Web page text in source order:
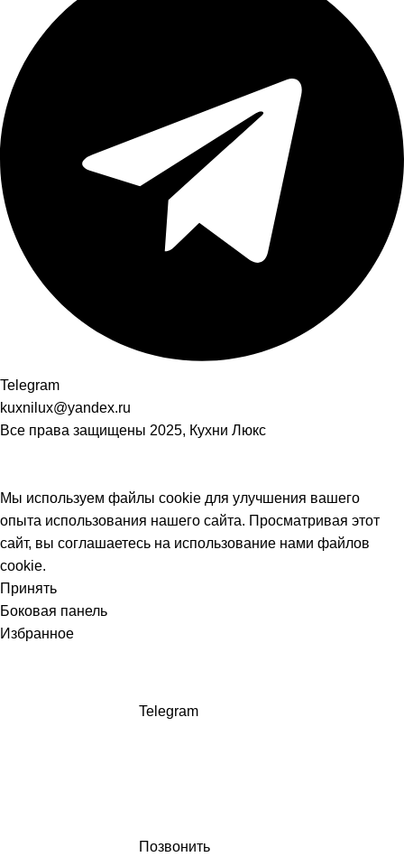
Telegram
kuxnilux@yandex.ru
Все права защищены 2025, Кухни Люкс
Мы используем файлы cookie для улучшения вашего
опыта использования нашего сайта. Просматривая этот
сайт, вы соглашаетесь на использование нами файлов
cookie.
Принять
Боковая панель
Избранное
Telegram
Позвонить